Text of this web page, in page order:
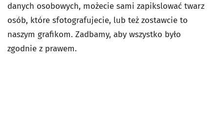
danych osobowych, możecie sami zapikslować twarz
osób, które sfotografujecie, lub też zostawcie to
naszym grafikom. Zadbamy, aby wszystko było
zgodnie z prawem.